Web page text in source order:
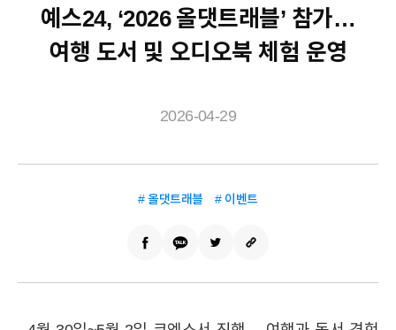
예스24, ‘2026 올댓트래블’ 참가…
여행 도서 및 오디오북 체험 운영
2026-04-29
# 올댓트래블 # 이벤트